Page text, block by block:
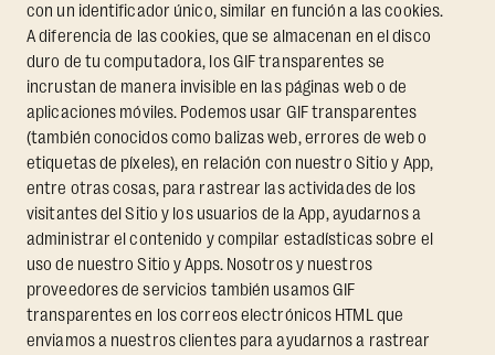
con un identificador único, similar en función a las cookies.
A diferencia de las cookies, que se almacenan en el disco
duro de tu computadora, los GIF transparentes se
incrustan de manera invisible en las páginas web o de
aplicaciones móviles. Podemos usar GIF transparentes
(también conocidos como balizas web, errores de web o
etiquetas de píxeles), en relación con nuestro Sitio y App,
entre otras cosas, para rastrear las actividades de los
visitantes del Sitio y los usuarios de la App, ayudarnos a
administrar el contenido y compilar estadísticas sobre el
uso de nuestro Sitio y Apps. Nosotros y nuestros
proveedores de servicios también usamos GIF
transparentes en los correos electrónicos HTML que
enviamos a nuestros clientes para ayudarnos a rastrear